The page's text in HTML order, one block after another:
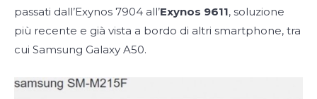
passati dall’Exynos 7904 all’Exynos 9611, soluzione
più recente e già vista a bordo di altri smartphone, tra
cui Samsung Galaxy A50.